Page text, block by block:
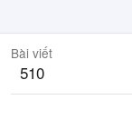
Bài viết
510